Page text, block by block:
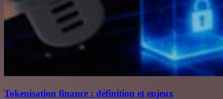
Tokenisation finance : définition et enjeux